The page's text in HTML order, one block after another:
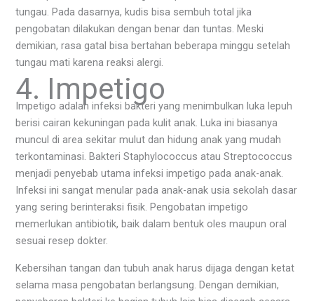
tungau. Pada dasarnya, kudis bisa sembuh total jika
pengobatan dilakukan dengan benar dan tuntas. Meski
demikian, rasa gatal bisa bertahan beberapa minggu setelah
tungau mati karena reaksi alergi.
4. Impetigo
Impetigo adalah infeksi bakteri yang menimbulkan luka lepuh
berisi cairan kekuningan pada kulit anak. Luka ini biasanya
muncul di area sekitar mulut dan hidung anak yang mudah
terkontaminasi. Bakteri Staphylococcus atau Streptococcus
menjadi penyebab utama infeksi impetigo pada anak-anak.
Infeksi ini sangat menular pada anak-anak usia sekolah dasar
yang sering berinteraksi fisik. Pengobatan impetigo
memerlukan antibiotik, baik dalam bentuk oles maupun oral
sesuai resep dokter.
Kebersihan tangan dan tubuh anak harus dijaga dengan ketat
selama masa pengobatan berlangsung. Dengan demikian,